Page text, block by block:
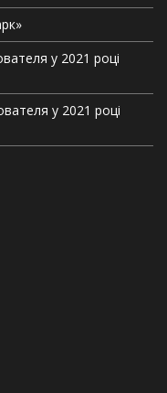
у 2021 році
у 2021 році